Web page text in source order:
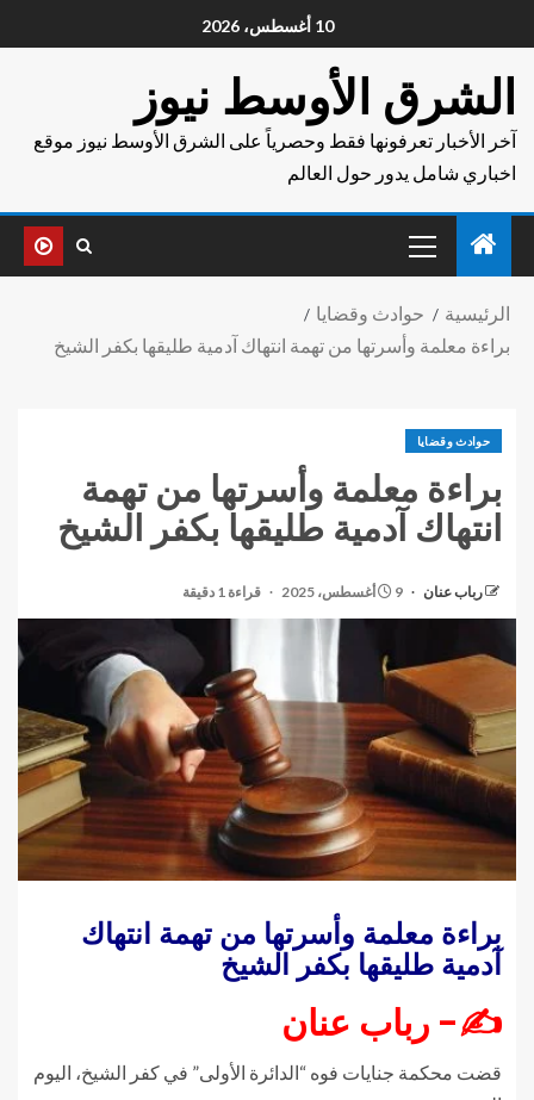
10 أغسطس، 2026
الشرق الأوسط نيوز
آخر الأخبار تعرفونها فقط وحصرياً على الشرق الأوسط نيوز موقع
اخباري شامل يدور حول العالم
الرئيسية
حوادث وقضايا
براءة معلمة وأسرتها من تهمة انتهاك آدمية طليقها بكفر الشيخ
حوادث وقضايا
براءة معلمة وأسرتها من تهمة
انتهاك آدمية طليقها بكفر الشيخ
رباب عنان 9 أغسطس، 2025 قراءة 1 دقيقة
براءة معلمة وأسرتها من تهمة انتهاك
آدمية طليقها بكفر الشيخ
✍- رباب عنان
قضت محكمة جنايات فوه “الدائرة الأولى” في كفر الشيخ، اليوم